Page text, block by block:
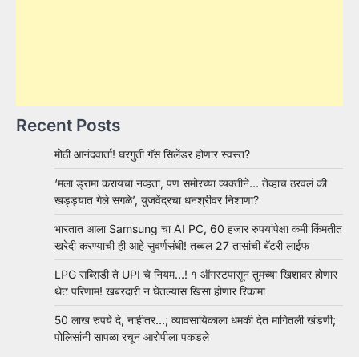
Recent Posts
मोठी आनंदवार्ता! घरगुती गॅस सिलेंडर होणार स्वस्त?
‘मला ड्रामा करायचा नव्हता, पण समोरच्या व्यक्तीने… तेव्हाच ठरवलं की
खड्ड्यात गेले सगळे’, युजवेंद्रचा धनश्रीवर निशाणा?
भारतात आला Samsung चा AI PC, 60 हजार रुपयांपेक्षा कमी किंमतीत
खरेदी करण्याची ही आहे सुवर्णसंधी! तब्बल 27 तासांची बॅटरी लाईफ
LPG सब्सिडी ते UPI चे नियम…! १ ऑगस्टपासून तुमच्या खिशावर होणार
थेट परिणाम! खबरदारी न घेतल्यास खिसा होणार रिकामा
50 लाख रुपये दे, नाहीतर…; व्यावसायिकाला धमकी देत मागितली खंडणी;
पोलिसांनी सापळा रचून आरोपीला पकडले